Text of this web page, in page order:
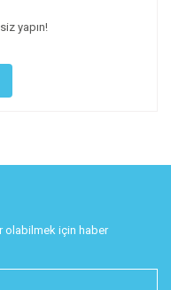
yapın!
olabilmek için haber